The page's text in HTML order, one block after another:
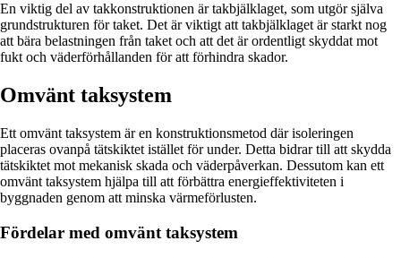
En viktig del av takkonstruktionen är takbjälklaget, som utgör själva
grundstrukturen för taket. Det är viktigt att takbjälklaget är starkt nog
att bära belastningen från taket och att det är ordentligt skyddat mot
fukt och väderförhållanden för att förhindra skador.
Omvänt taksystem
Ett omvänt taksystem är en konstruktionsmetod där isoleringen
placeras ovanpå tätskiktet istället för under. Detta bidrar till att skydda
tätskiktet mot mekanisk skada och väderpåverkan. Dessutom kan ett
omvänt taksystem hjälpa till att förbättra energieffektiviteten i
byggnaden genom att minska värmeförlusten.
Fördelar med omvänt taksystem